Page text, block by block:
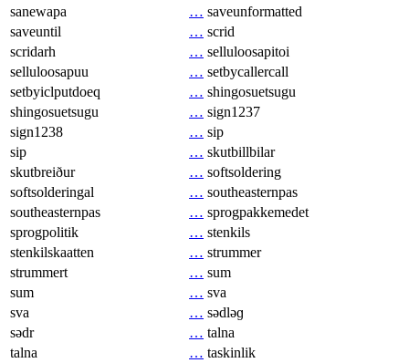
sanewapa
… saveunformatted
saveuntil
… scrid
scridarh
… selluloosapitoi
selluloosapuu
… setbycallercall
setbyiclputdoeq
… shingosuetsugu
shingosuetsugu
… sign1237
sign1238
… sip
sip
… skutbillbilar
skutbreiður
… softsoldering
softsolderingal
… southeasternpas
southeasternpas
… sprogpakkemedet
sprogpolitik
… stenkils
stenkilskaatten
… strummer
strummert
… sum
sum
… sva
sva
… sədləɡ
sədr
… talna
talna
… taskinlik